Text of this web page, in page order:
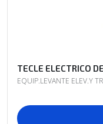
TECLE ELECTRICO
EQUIP.LEVANTE ELEV.Y